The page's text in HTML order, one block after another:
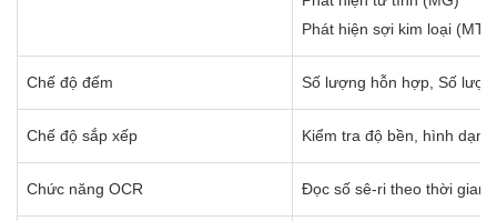
Phát hiện sợi kim loại (MT)
Chế độ đếm Số lượng hỗn hợp, Số
Chế độ sắp xếp Kiểm tra độ bền, hình
Chức năng OCR Đọc số sê-ri theo thời gian